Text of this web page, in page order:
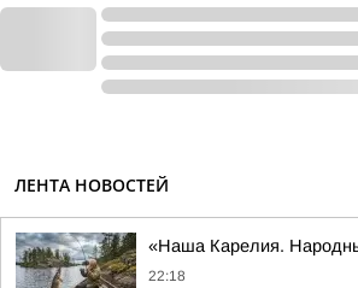
ЛЕНТА НОВОСТЕЙ
«Наша Карелия.
22:18